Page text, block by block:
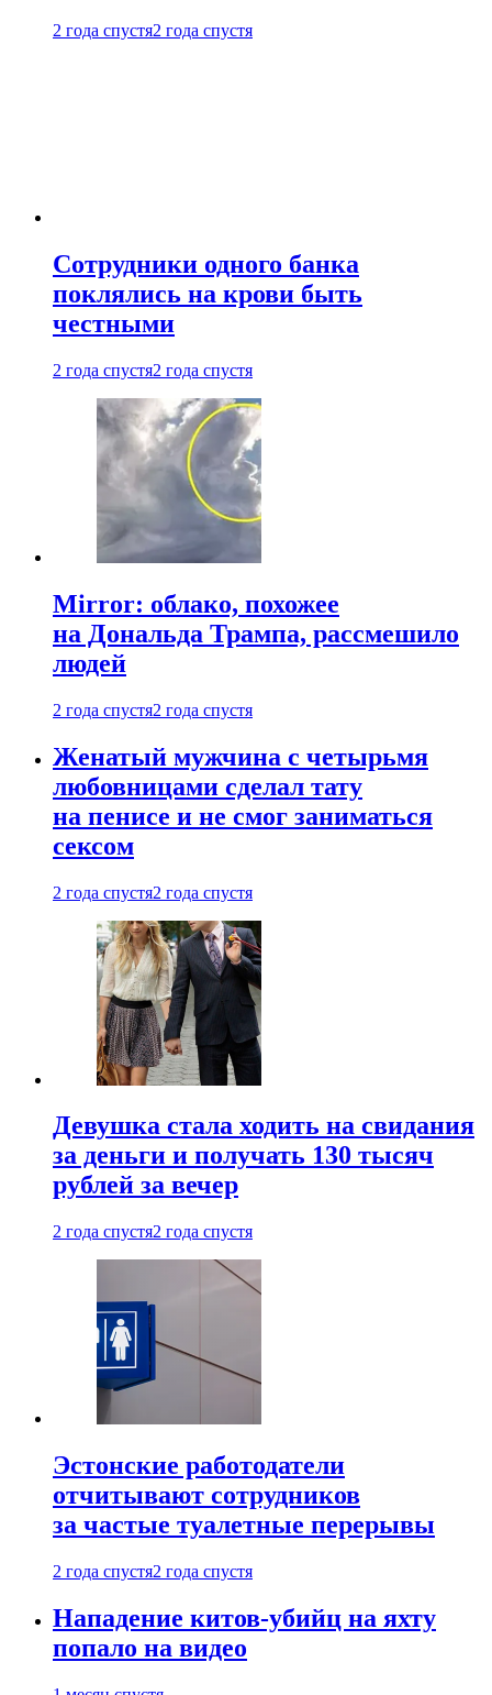
2 года спустя2 года спустя
Сотрудники одного банка
поклялись на крови быть
честными
2 года спустя2 года спустя
Mirror: облако, похожее
на Дональда Трампа, рассмешило
людей
2 года спустя2 года спустя
Женатый мужчина с четырьмя
любовницами сделал тату
на пенисе и не смог заниматься
сексом
2 года спустя2 года спустя
Девушка стала ходить на свидания
за деньги и получать 130 тысяч
рублей за вечер
2 года спустя2 года спустя
Эстонские работодатели
отчитывают сотрудников
за частые туалетные перерывы
2 года спустя2 года спустя
Нападение китов-убийц на яхту
попало на видео